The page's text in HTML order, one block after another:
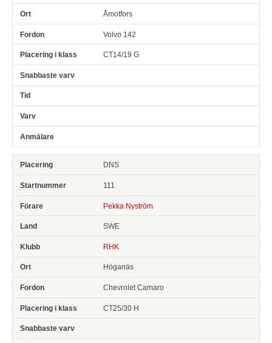
Åmotfors
Volvo 142
CT14/19 G
DNS
111
Pekka Nyström
SWE
RHK
Höganäs
Chevrolet Camaro
CT25/30 H